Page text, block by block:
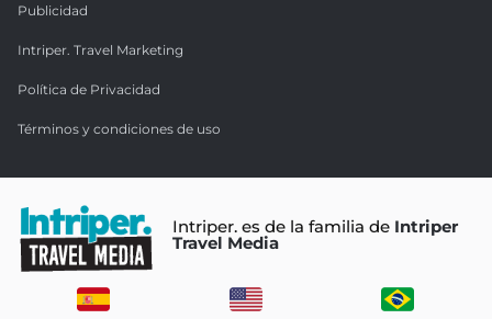
Publicidad
Intriper. Travel Marketing
Política de Privacidad
Términos y condiciones de uso
Intriper. es de la familia de Intriper
Travel Media